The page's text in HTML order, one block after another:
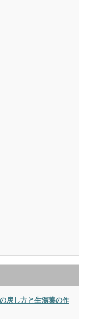
戻し方と生湯葉の作